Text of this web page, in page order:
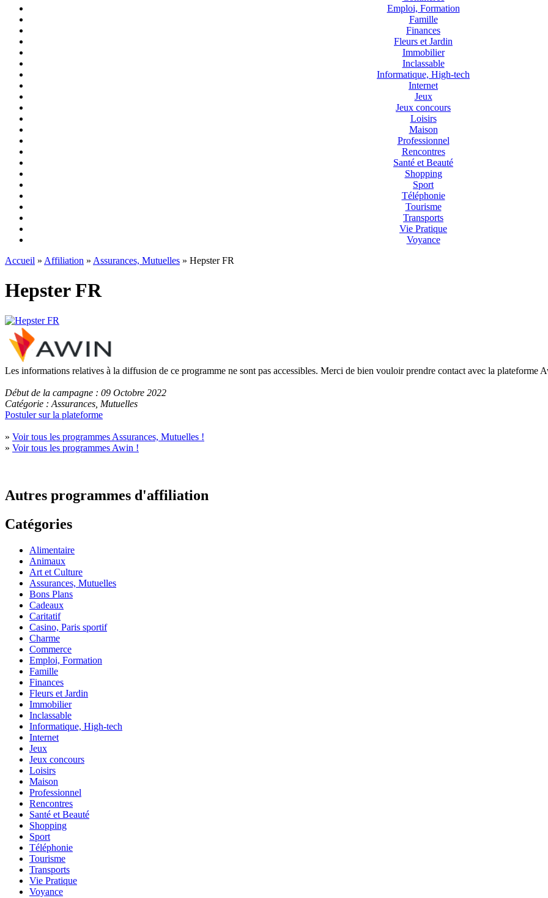
Emploi, Formation
Famille
Finances
Fleurs et Jardin
Immobilier
Inclassable
Informatique, High-tech
Internet
Jeux
Jeux concours
Loisirs
Maison
Professionnel
Rencontres
Santé et Beauté
Shopping
Sport
Téléphonie
Tourisme
Transports
Vie Pratique
Voyance
Accueil » Affiliation » Assurances, Mutuelles » Hepster FR
Hepster FR
Les informations relatives à la diffusion de ce programme ne sont pas accessibles. Merci de bien vouloir prendre contact avec la plateforme
Début de la campagne : 09 Octobre 2022
Catégorie : Assurances, Mutuelles
Postuler sur la plateforme
» Voir tous les programmes Assurances, Mutuelles !
» Voir tous les programmes Awin !
Autres programmes d'affiliation
Catégories
Alimentaire
Animaux
Art et Culture
Assurances, Mutuelles
Bons Plans
Cadeaux
Caritatif
Casino, Paris sportif
Charme
Commerce
Emploi, Formation
Famille
Finances
Fleurs et Jardin
Immobilier
Inclassable
Informatique, High-tech
Internet
Jeux
Jeux concours
Loisirs
Maison
Professionnel
Rencontres
Santé et Beauté
Shopping
Sport
Téléphonie
Tourisme
Transports
Vie Pratique
Voyance